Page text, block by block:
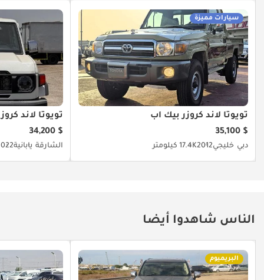
سيارات مميزة
تويوتا لاند كروزر بيك آب
$ 35,100
دبي خليجي201217.4K كيلومتر
تويوتا لاند
$ 34,200
الشارقة يابانية
الناس شاهدوا أيضا
البريميوم